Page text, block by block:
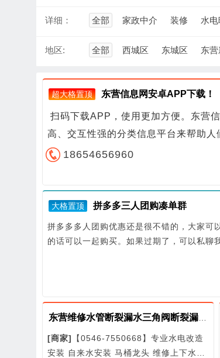
详细： 全部 家政中介 装修 水
地区: 全部 西城区 东城区 东
超大格置顶 东营信息网安卓APP下载！
扫码下载APP，使用更加方便。东营
高、交互性强的分类信息平台来帮助
18654656960
大格置顶 拼多多三人团购凑单群
拼多多多人团购优惠还是很不错的，大家可
的话可以一起购买。如果过期了，可以私聊
[商家]
【0546-7550668】专业水电改造
安装 自来水安装 马桶龙头 维修上下水​…